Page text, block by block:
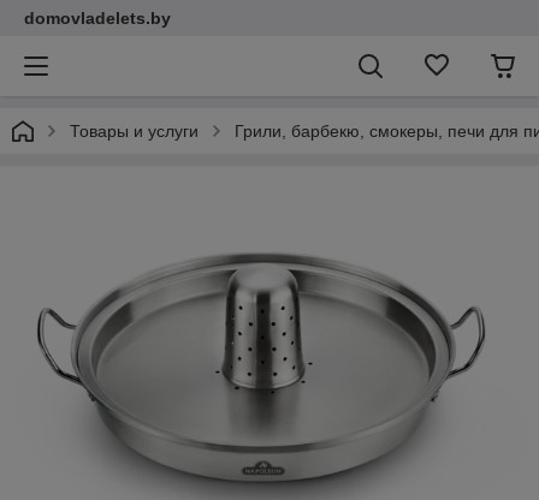
domovladelets.by
Товары и услуги Грили, барбекю, смокеры, печи для